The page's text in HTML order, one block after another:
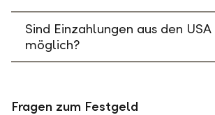
Sind Einzahlungen aus den USA
möglich?
Fragen zum Festgeld